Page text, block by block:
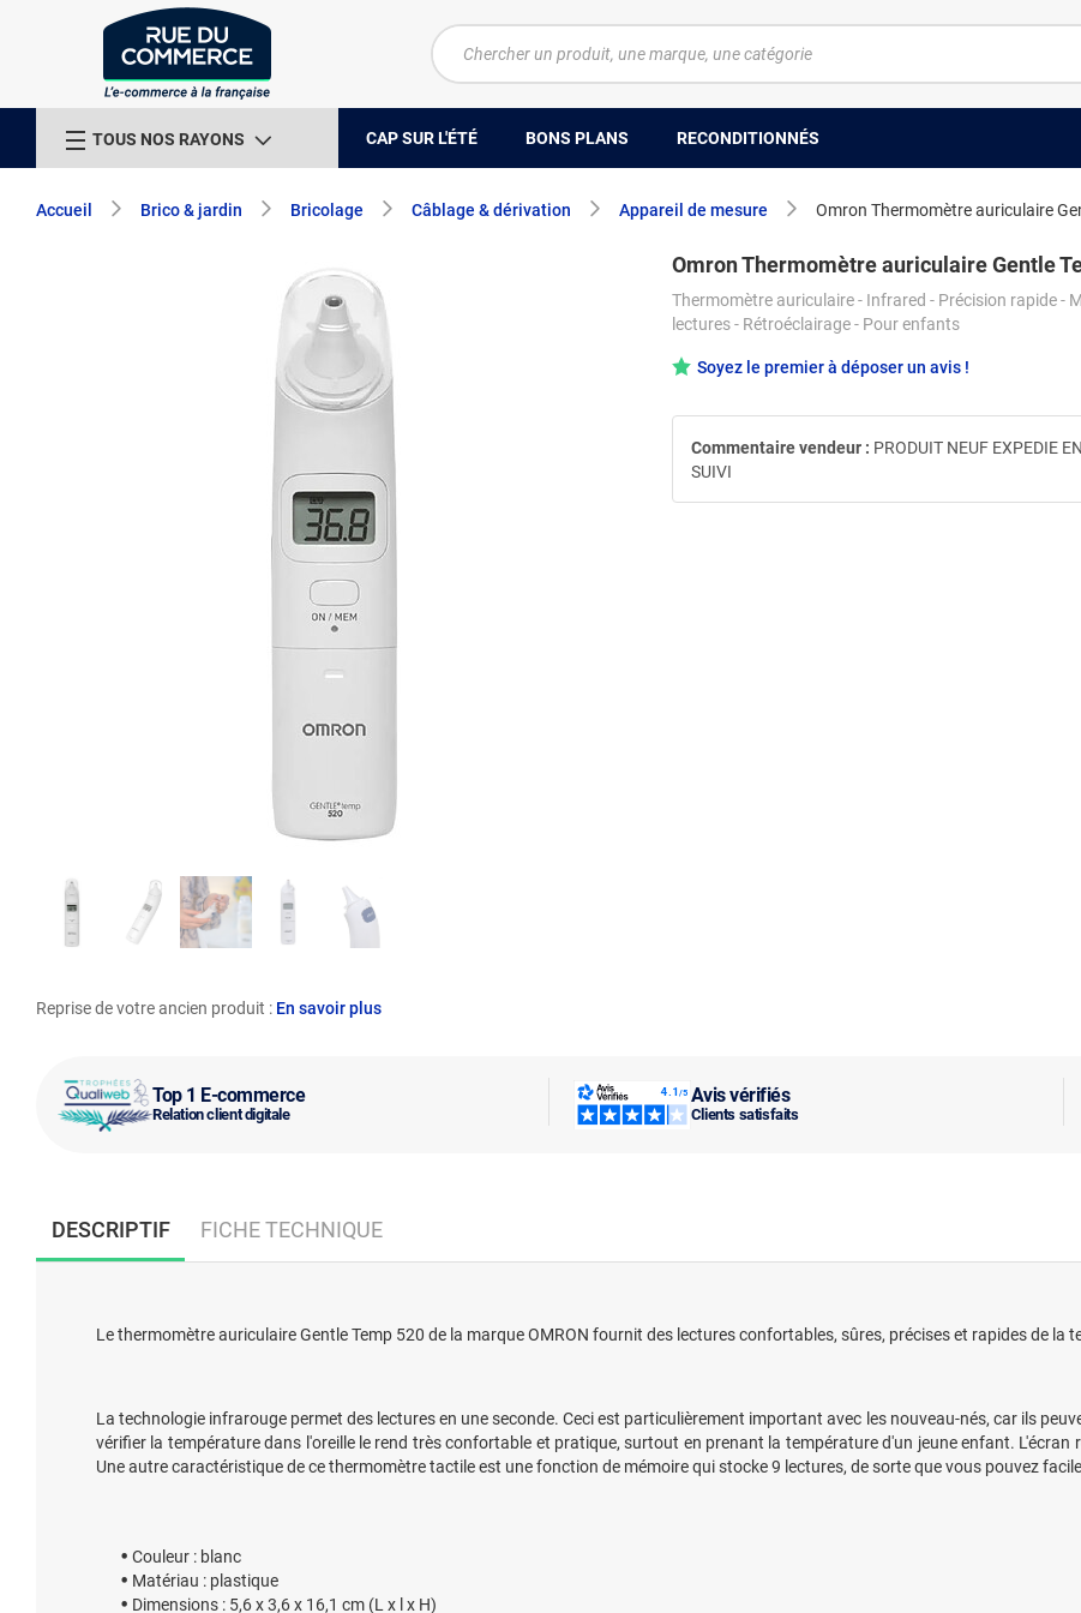
TOUS NOS RAYONS CAP SUR L'ÉTÉ BONS PLANS RECONDITIONNÉS
Accueil Brico & jardin Bricolage Câblage & dérivation Appareil de mesure Omron Thermomètre auriculaire
Top 1 E-commerce
Relation client digitale
Avis vérifiés
Clients satisfaits
Reprise de votre ancien produit : En savoir plus
Omron Thermomètre auriculaire Gentle
Thermomètre auriculaire - Infrared - Précision rapide -
lectures - Rétroéclairage - Pour enfants
Soyez le premier à déposer un avis !
Commentaire vendeur : PRODUIT NEUF EXPEDIE
SUIVI
DESCRIPTIF FICHE TECHNIQUE
Le thermomètre auriculaire Gentle Temp 520 de la marque OMRON fournit des lectures confortables, sûres, précises et rapides de la
La technologie infrarouge permet des lectures en une seconde. Ceci est particulièrement important avec les nouveau-nés, car ils
vérifier la température dans l'oreille le rend très confortable et pratique, surtout en prenant la température d'un jeune enfant.
Une autre caractéristique de ce thermomètre tactile est une fonction de mémoire qui stocke 9 lectures, de sorte que vous pouvez
Couleur : blanc
Matériau : plastique
Dimensions : 5,6 x 3,6 x 16,1 cm (L x l x H)